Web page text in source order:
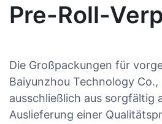
Pre-Roll-
Die Großpackungen für
Baiyunzhou Technology
ausschließlich aus sorgfältig
Auslieferung einer